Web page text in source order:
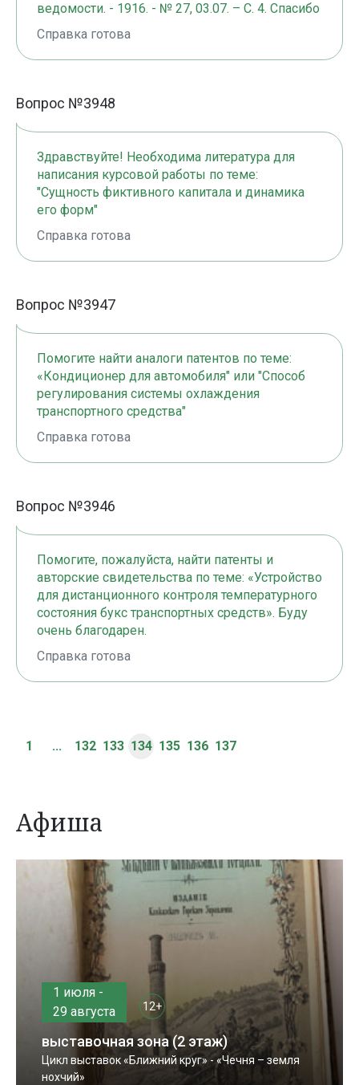
ведомости. - 1916. - № 27, 03.07. – С. 4. Спасибо
Справка готова
Вопрос №3948
Здравствуйте! Необходима литература для
написания курсовой работы по теме:
"Сущность фиктивного капитала и динамика
его форм"
Справка готова
Вопрос №3947
Помогите найти аналоги патентов по теме:
«Кондиционер для автомобиля" или "Способ
регулирования системы охлаждения
транспортного средства"
Справка готова
Вопрос №3946
Помогите, пожалуйста, найти патенты и
авторские свидетельства по теме: «Устройство
для дистанционного контроля температурного
состояния букс транспортных средств». Буду
очень благодарен.
Справка готова
1 ... 132 133 134 135 136 137
Афиша
1 июля -
29 августа
12+
выставочная зона (2 этаж)
Цикл выставок «Ближний круг» - «Чечня – земля
нохчий»